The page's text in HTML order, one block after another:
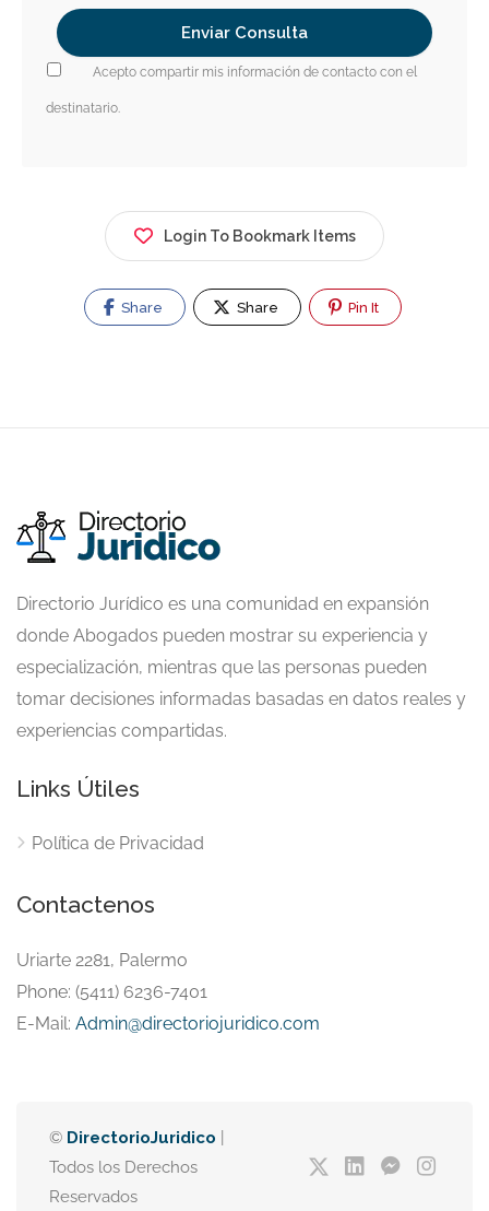
Acepto compartir mis información de contacto con el
destinatario.
Login To Bookmark Items
Share Share Pin It
Directorio Jurídico es una comunidad en expansión
donde Abogados pueden mostrar su experiencia y
especialización, mientras que las personas pueden
tomar decisiones informadas basadas en datos reales y
experiencias compartidas.
Links Útiles
Política de Privacidad
Contactenos
Uriarte 2281, Palermo
Phone: (5411) 6236-7401
E-Mail: Admin@directoriojuridico.com
© DirectorioJuridico
Todos los Derechos
Reservados